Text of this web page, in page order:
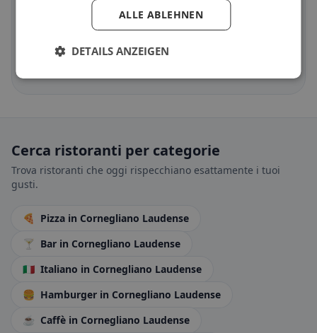
in Cornegliano Laudense
Opzioni halal per cucina e posizione
Cerca ristoranti per categorie
Trova ristoranti che oggi rispecchiano esattamente i tuoi
gusti.
🍕 Pizza in Cornegliano Laudense
🍸 Bar in Cornegliano Laudense
🇮🇹 Italiano in Cornegliano Laudense
🍔 Hamburger in Cornegliano Laudense
☕ Caffè in Cornegliano Laudense
ALLE ABLEHNEN
DETAILS ANZEIGEN